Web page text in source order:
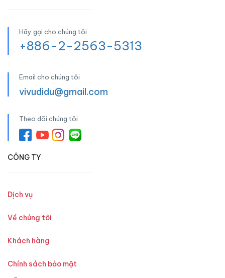
Hãy gọi cho chúng tôi
+886-2-2563-5313
Email cho chúng tôi
vivudidu@gmail.com
Theo dõi chúng tôi
CÔNG TY
Dịch vụ
Về chúng tôi
Khách hàng
Chính sách bảo mật